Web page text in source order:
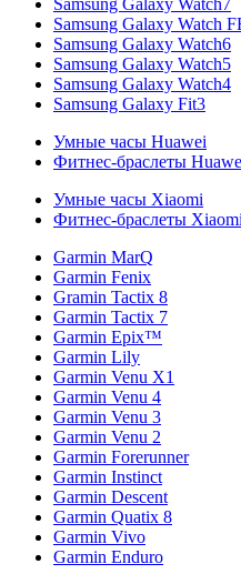
Samsung Galaxy Watch7
Samsung Galaxy Watch
Samsung Galaxy Watch6
Samsung Galaxy Watch5
Samsung Galaxy Watch4
Samsung Galaxy Fit3
Умные часы Huawei
Фитнес-браслеты
Умные часы Xiaomi
Фитнес-браслеты Xiaomi
Garmin MarQ
Garmin Fenix
Gramin Tactix 8
Garmin Tactix 7
Garmin Epix™
Garmin Lily
Garmin Venu X1
Garmin Venu 4
Garmin Venu 3
Garmin Venu 2
Garmin Forerunner
Garmin Instinct
Garmin Descent
Garmin Quatix 8
Garmin Vivo
Garmin Enduro